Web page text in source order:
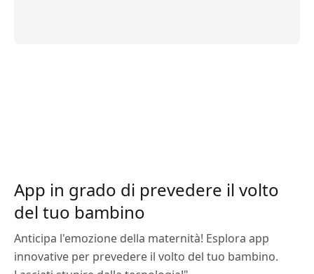
App in grado di prevedere il volto
del tuo bambino
Anticipa l'emozione della maternità! Esplora app
innovative per prevedere il volto del tuo bambino.